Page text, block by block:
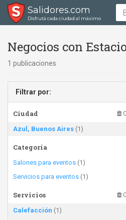
Salidores.com
Disfrutá cada ciudad al máximo
Negocios con
1 publicaciones
Filtrar por:
Ciudad
Azul, Buenos Aires (1)
Categoría
Salones para eventos (1)
Servicios para eventos (1)
Servicios
Calefacción (1)